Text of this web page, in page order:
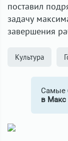
поставил
задачу
завершения
Культура
Самые
в Макс